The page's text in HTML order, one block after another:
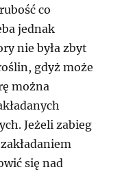
co
jednak
nie była zbyt
gdyż może
można
Jeżeli zabieg
się nad